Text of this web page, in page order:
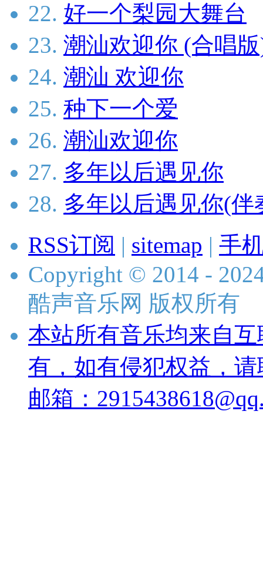
22. 好一个梨园大舞台
23. 潮汕欢迎你 (合唱
24. 潮汕 欢迎你
25. 种下一个爱
26. 潮汕欢迎你
27. 多年以后遇见你
28. 多年以后遇见你(伴
RSS订阅 | sitemap | 手
Copyright © 2014 -
酷声音乐网 版权所有
本站所有音乐均来自
有，如有侵犯权益，
邮箱：